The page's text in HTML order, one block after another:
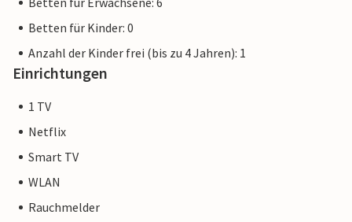
Betten für Kinder: 0
Anzahl der Kinder frei (bis zu 4 Jahren): 1
Einrichtungen
1 TV
Netflix
Smart TV
WLAN
Rauchmelder